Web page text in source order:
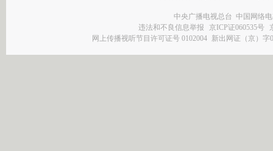
中央广播电视总台 中国网络
违法和不良信息举报
京ICP证060535号
网上传播视听节目许可证号 0102004 新出网证（京）